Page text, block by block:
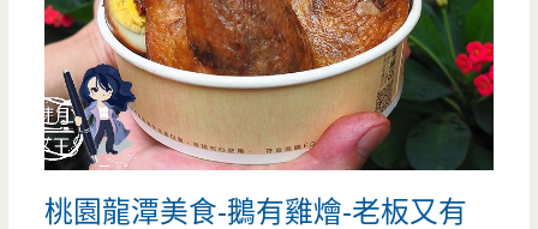
(3546
冰
淇
淋)-
地
桃園龍潭美食-鵝有雞燴-老板又有